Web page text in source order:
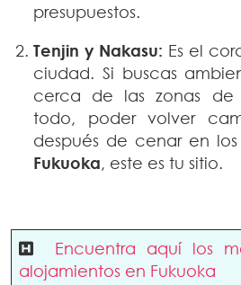
presupuestos.
Tenjin y Nakasu: Es el
ciudad. Si buscas
cerca de las zonas de
todo, poder volver
después de cenar en los
Fukuoka, este es tu sitio.
Encuentra aquí los
alojamientos en Fukuoka